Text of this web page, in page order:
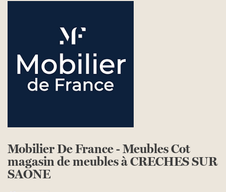
Mobilier De France - Meubles Cot
magasin de meubles à CRECHES SUR
SAONE